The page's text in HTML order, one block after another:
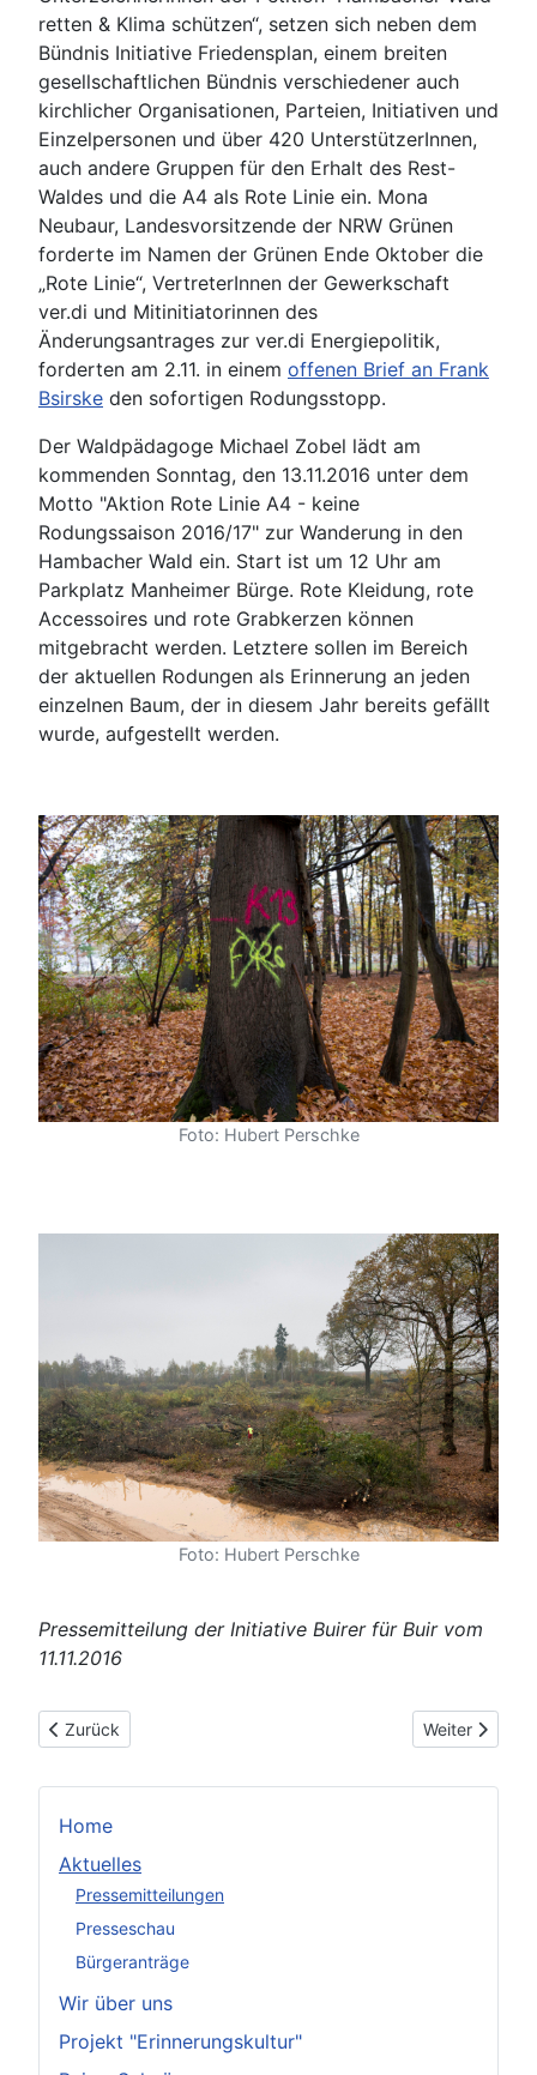
Home
Aktuelles
Pressemitteilungen
Presseschau
Bürgeranträge
Wir über uns
Projekt "Erinnerungskultur"
retten & Klima schützen“, setzen sich neben dem
Bündnis Initiative Friedensplan, einem breiten
gesellschaftlichen Bündnis verschiedener auch
kirchlicher Organisationen, Parteien, Initiativen und
Einzelpersonen und über 420 UnterstützerInnen,
auch andere Gruppen für den Erhalt des Rest-
Waldes und die A4 als Rote Linie ein. Mona
Neubaur, Landesvorsitzende der NRW Grünen
forderte im Namen der Grünen Ende Oktober die
„Rote Linie“, VertreterInnen der Gewerkschaft
ver.di und Mitinitiatorinnen des
Änderungsantrages zur ver.di Energiepolitik,
forderten am 2.11. in einem offenen Brief an Frank
Bsirske den sofortigen Rodungsstopp.
Der Waldpädagoge Michael Zobel lädt am
kommenden Sonntag, den 13.11.2016 unter dem
Motto "Aktion Rote Linie A4 - keine
Rodungssaison 2016/17" zur Wanderung in den
Hambacher Wald ein. Start ist um 12 Uhr am
Parkplatz Manheimer Bürge. Rote Kleidung, rote
Accessoires und rote Grabkerzen können
mitgebracht werden. Letztere sollen im Bereich
der aktuellen Rodungen als Erinnerung an jeden
einzelnen Baum, der in diesem Jahr bereits gefällt
wurde, aufgestellt werden.
Foto: Hubert Perschke
Foto: Hubert Perschke
Pressemitteilung der Initiative Buirer für Buir vom
11.11.2016
Vorheriger Beitrag: RWE setzt auf Vernichtung statt
Zurück Nächster
Weiter